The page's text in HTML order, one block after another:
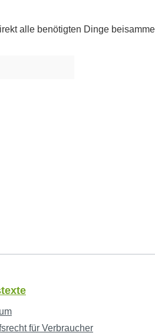
alle benötigten Dinge
für Verbraucher